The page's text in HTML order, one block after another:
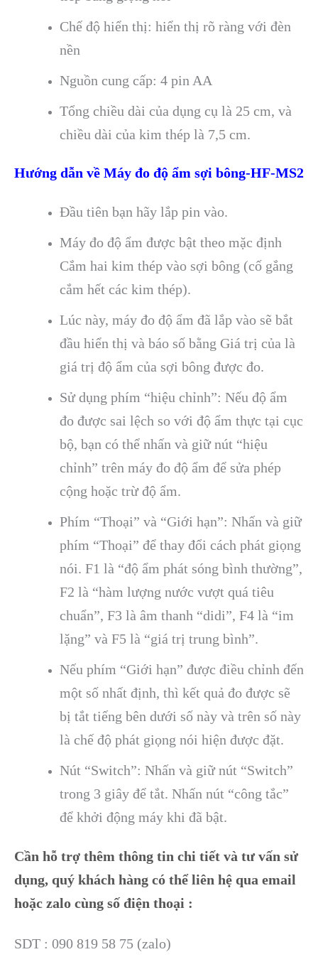
Chế độ hiển thị: hiển thị rõ ràng với đèn
nền
Nguồn cung cấp: 4 pin AA
Tổng chiều dài của dụng cụ là 25 cm, và
chiều dài của kim thép là 7,5 cm.
Hướng dẫn về Máy đo độ ẩm sợi bông-HF-MS2
Đầu tiên bạn hãy lắp pin vào.
Máy đo độ ẩm được bật theo mặc định
Cắm hai kim thép vào sợi bông (cố gắng
cắm hết các kim thép).
Lúc này, máy đo độ ẩm đã lắp vào sẽ bắt
đầu hiển thị và báo số bằng Giá trị của là
giá trị độ ẩm của sợi bông được đo.
Sử dụng phím “hiệu chỉnh”: Nếu độ ẩm
đo được sai lệch so với độ ẩm thực tại cục
bộ, bạn có thể nhấn và giữ nút “hiệu
chỉnh” trên máy đo độ ẩm để sửa phép
cộng hoặc trừ độ ẩm.
Phím “Thoại” và “Giới hạn”: Nhấn và giữ
phím “Thoại” để thay đổi cách phát giọng
nói. F1 là “độ ẩm phát sóng bình thường”,
F2 là “hàm lượng nước vượt quá tiêu
chuẩn”, F3 là âm thanh “didi”, F4 là “im
lặng” và F5 là “giá trị trung bình”.
Nếu phím “Giới hạn” được điều chỉnh đến
một số nhất định, thì kết quả đo được sẽ
bị tắt tiếng bên dưới số này và trên số này
là chế độ phát giọng nói hiện được đặt.
Nút “Switch”: Nhấn và giữ nút “Switch”
trong 3 giây để tắt. Nhấn nút “công tắc”
để khởi động máy khi đã bật.
Cần hỗ trợ thêm thông tin chi tiết và tư vấn sử
dụng, quý khách hàng có thể liên hệ qua email
hoặc zalo cùng số điện thoại :
SDT : 090 819 58 75 (zalo)